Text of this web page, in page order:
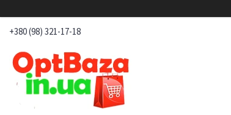
+380 (98) 321-17-18